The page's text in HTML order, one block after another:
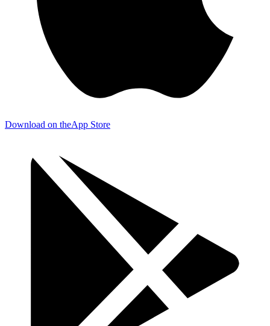
Download on theApp Store